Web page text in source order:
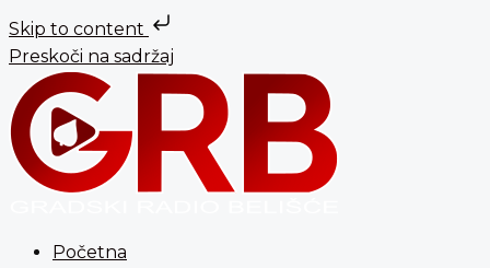
Skip to content
Preskoči na sadržaj
Početna